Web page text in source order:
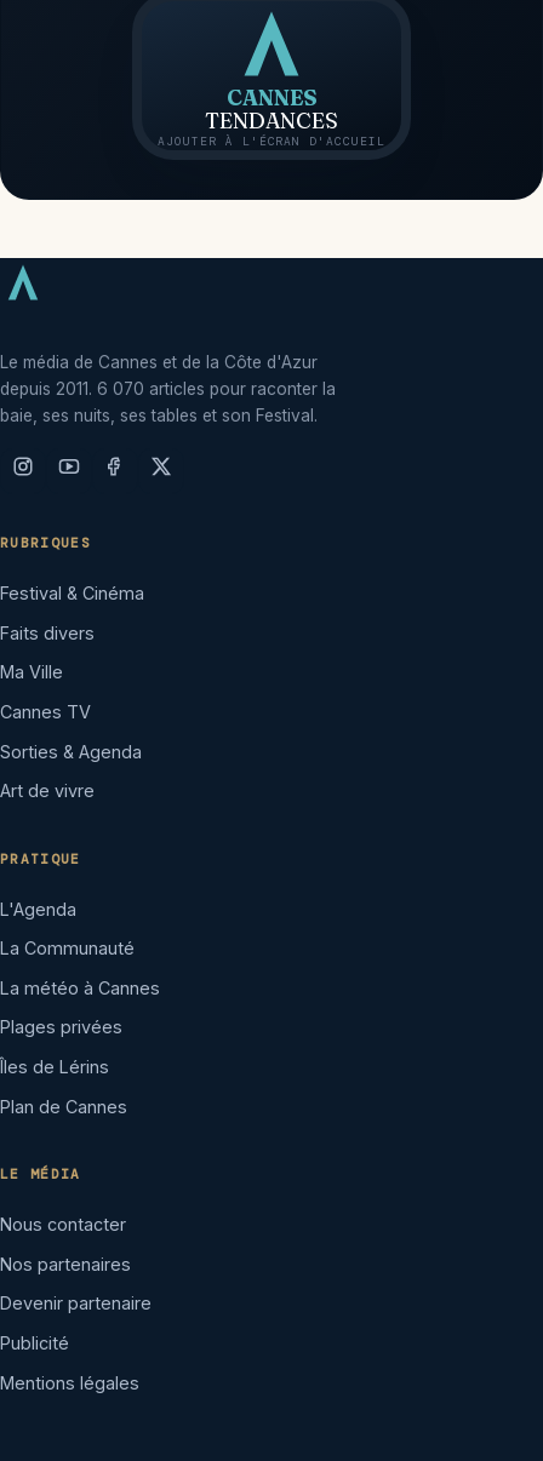
CANNES
TENDANCES
AJOUTER À L'ÉCRAN D'ACCUEIL
Le média de Cannes et de la Côte d'Azur
depuis 2011. 6 070 articles pour raconter la
baie, ses nuits, ses tables et son Festival.
RUBRIQUES
Festival & Cinéma
Faits divers
Ma Ville
Cannes TV
Sorties & Agenda
Art de vivre
PRATIQUE
L'Agenda
La Communauté
La météo à Cannes
Plages privées
Îles de Lérins
Plan de Cannes
LE MÉDIA
Nous contacter
Nos partenaires
Devenir partenaire
Publicité
Mentions légales